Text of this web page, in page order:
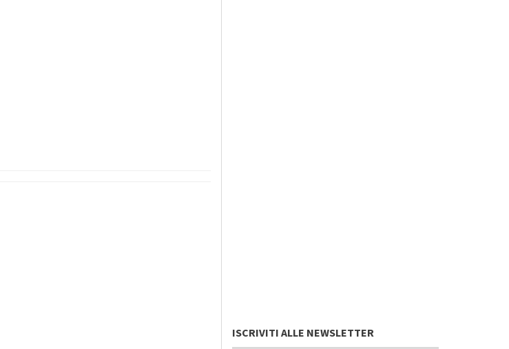
ISCRIVITI ALLE NEWSLETTER